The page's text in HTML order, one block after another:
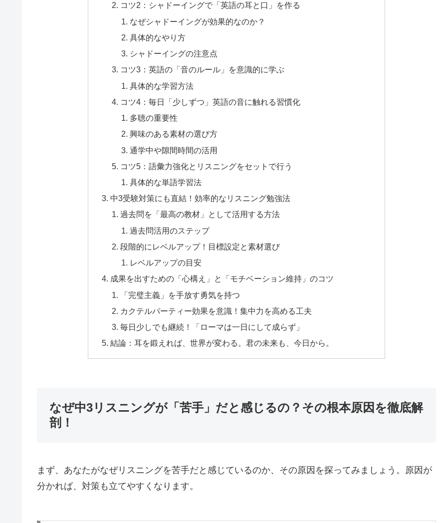
コツ2：シャドーイングで「英語の耳と口」を作る
なぜシャドーイングが効果的なのか？
具体的なやり方
シャドーイングの注意点
コツ3：英語の「音のルール」を意識的に学ぶ
具体的な学習方法
コツ4：毎日「少しずつ」英語の音に触れる習慣化
多聴の重要性
興味のある素材の選び方
通学中や隙間時間の活用
コツ5：語彙力強化とリスニングをセットで行う
具体的な単語学習法
中3受験対策にも直結！効率的なリスニング勉強法
過去問を「最高の教材」として活用する方法
過去問活用のステップ
段階的にレベルアップ！目標設定と素材選び
レベルアップの目安
成果を出すための「心構え」と「モチベーション維持」のコツ
「完璧主義」を手放す勇気を持つ
カクテルパーティー効果を意識！集中力を高める工夫
毎日少しでも継続！「ローマは一日にして成らず」
結論：耳を鍛えれば、世界が変わる。君の未来も、今日から。
なぜ中3リスニングが「苦手」だと感じるの？その根本原因を徹底解
剖！
まず、あなたがなぜリスニングを苦手だと感じているのか、その原因を探ってみましょう。原因が
分かれば、対策も立てやすくなります。